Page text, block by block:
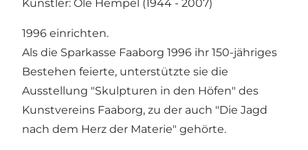
Künstler: Ole Hempel (1944 - 2007)
1996 einrichten.
Als die Sparkasse Faaborg 1996 ihr 150-jähriges
Bestehen feierte, unterstützte sie die
Ausstellung "Skulpturen in den Höfen" des
Kunstvereins Faaborg, zu der auch "Die Jagd
nach dem Herz der Materie" gehörte.